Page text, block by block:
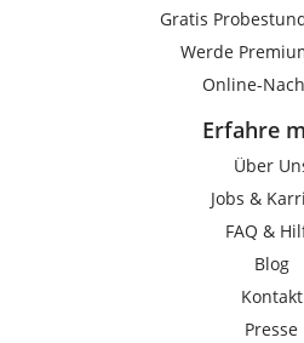
Gratis
Werde
Online-
Erfahre
Über
Jobs &
FAQ &
Blog
Kontakt
Presse